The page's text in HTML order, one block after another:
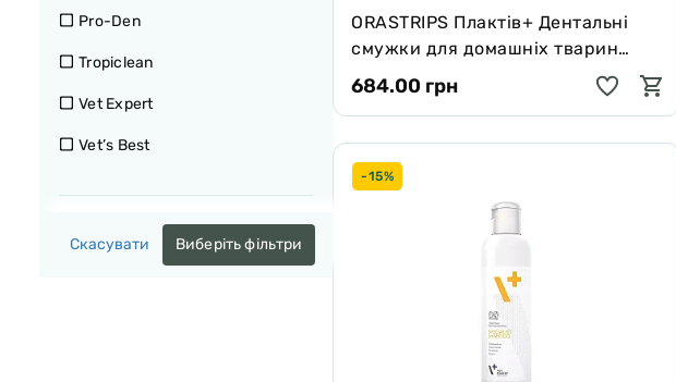
Ополіскувач
Спрей
Шампунь
Pro-Den
Tropiclean
Vet Expert
Vet’s Best
Скасувати Виберіть фільтри
ORASTRIPS Плактів+ Дентальні
смужки для домашніх тварин
(4шт)
684.00 грн
-15%